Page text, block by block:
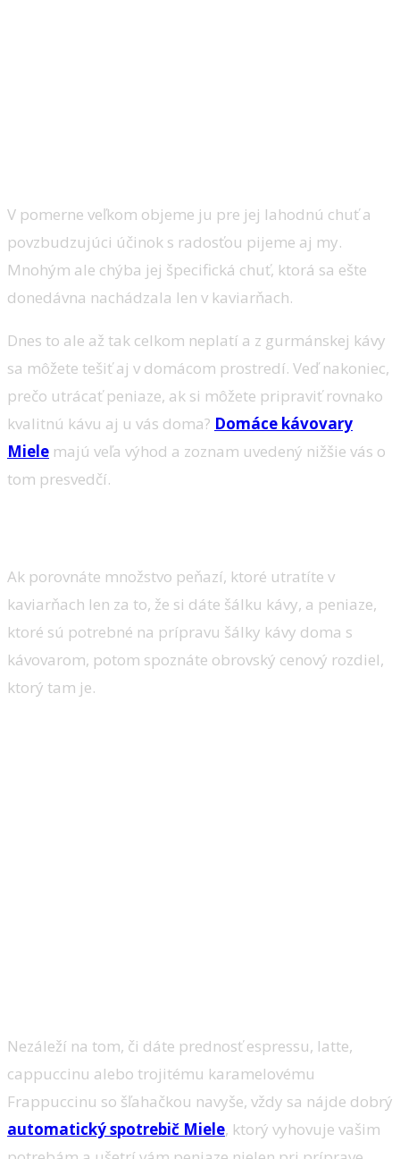
V pomerne veľkom objeme ju pre jej lahodnú chuť a
povzbudzujúci účinok s radosťou pijeme aj my.
Mnohým ale chýba jej špecifická chuť, ktorá sa ešte
donedávna nachádzala len v kaviarňach.
Dnes to ale až tak celkom neplatí a z gurmánskej kávy
sa môžete tešiť aj v domácom prostredí. Veď nakoniec,
prečo utrácať peniaze, ak si môžete pripraviť rovnako
kvalitnú kávu aj u vás doma? Domáce kávovary
Miele majú veľa výhod a zoznam uvedený nižšie vás o
tom presvedčí.
Ak porovnáte množstvo peňazí, ktoré utratíte v
kaviarňach len za to, že si dáte šálku kávy, a peniaze,
ktoré sú potrebné na prípravu šálky kávy doma s
kávovarom, potom spoznáte obrovský cenový rozdiel,
ktorý tam je.
Nezáleží na tom, či dáte prednosť espressu, latte,
cappuccinu alebo trojitému karamelovému
Frappuccinu so šľahačkou navyše, vždy sa nájde dobrý
automatický spotrebič Miele, ktorý vyhovuje vašim